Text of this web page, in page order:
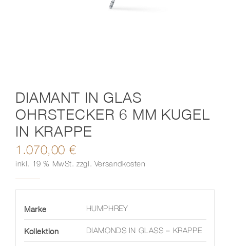
DIAMANT IN GLAS
OHRSTECKER 6 MM KUGEL
IN KRAPPE
1.070,00 €
inkl. 19 % MwSt. zzgl. Versandkosten
Marke HUMPHREY
Kollektion DIAMONDS IN GLASS – KRAPPE